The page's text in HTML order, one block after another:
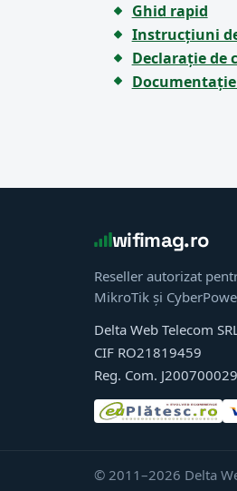
Ghid rapid
Instrucțiuni
Declarație de
wifimag.ro
Reseller autorizat
MikroTik și
Delta Web Telecom
CIF RO21819459
Reg. Com.
© 2011–2026 Delta